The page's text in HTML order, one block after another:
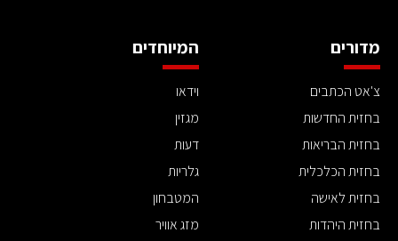
מדורים
צ'אט הכתבים
בחזית החדשות
בחזית הבריאות
בחזית הכלכלית
בחזית לאישה
בחזית היהדות
המיוחדים
וידאו
מגזין
דעות
גלריות
המטבחון
מזג אוויר